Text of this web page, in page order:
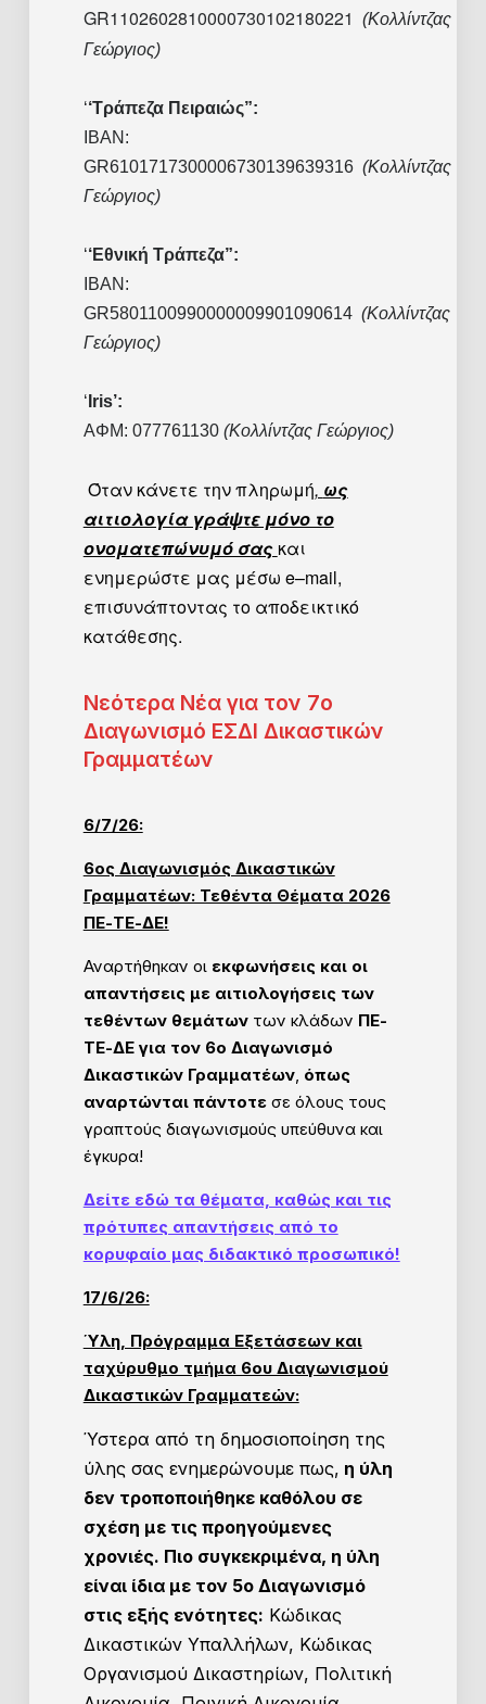
GR1102602810000730102180221
(Κολλίντζας
Γεώργιος)
‘‘Τράπεζα Πειραιώς”:
IBAN:
GR6101717300006730139639316 (Κολλίντζας
Γεώργιος)
‘‘Εθνική Τράπεζα”:
IBAN:
GR5801100990000009901090614 (Κολλίντζας
Γεώργιος)
‘ Iris’:
ΑΦΜ: 077761130 (Κολλίντζας Γεώργιος)
Όταν κάνετε την πληρωμή, ως
αιτιολογία γράψτε μόνο το
ονοματεπώνυμό σας και
ενημερώστε μας μέσω e–mail,
επισυνάπτοντας το αποδεικτικό
κατάθεσης.
Νεότερα Νέα για τον 7ο
Διαγωνισμό ΕΣΔΙ Δικαστικών
Γραμματέων
6/7/26:
6ος Διαγωνισμός Δικαστικών
Γραμματέων: Τεθέντα Θέματα 2026
ΠΕ-ΤΕ-ΔΕ!
Αναρτήθηκαν οι εκφωνήσεις και οι
απαντήσεις με αιτιολογήσεις των
τεθέντων θεμάτων των κλάδων ΠΕ-
ΤΕ-ΔΕ για τον 6ο Διαγωνισμό
Δικαστικών Γραμματέων, όπως
αναρτώνται πάντοτε σε όλους τους
γραπτούς διαγωνισμούς υπεύθυνα και
έγκυρα!
Δείτε εδώ τα θέματα, καθώς και τις
πρότυπες απαντήσεις από το
κορυφαίο μας διδακτικό προσωπικό!
17/6/26:
Ύλη, Πρόγραμμα Εξετάσεων και
ταχύρυθμο τμήμα 6ου Διαγωνισμού
Δικαστικών Γραμματεών:
Ύστερα από τη δημοσιοποίηση της
ύλης σας ενημερώνουμε πως, η ύλη
δεν τροποποιήθηκε καθόλου σε
σχέση με τις προηγούμενες
χρονιές. Πιο συγκεκριμένα, η ύλη
είναι ίδια με τον 5ο Διαγωνισμό
στις εξής ενότητες: Κώδικας
Δικαστικών Υπαλλήλων, Κώδικας
Οργανισμού Δικαστηρίων, Πολιτική